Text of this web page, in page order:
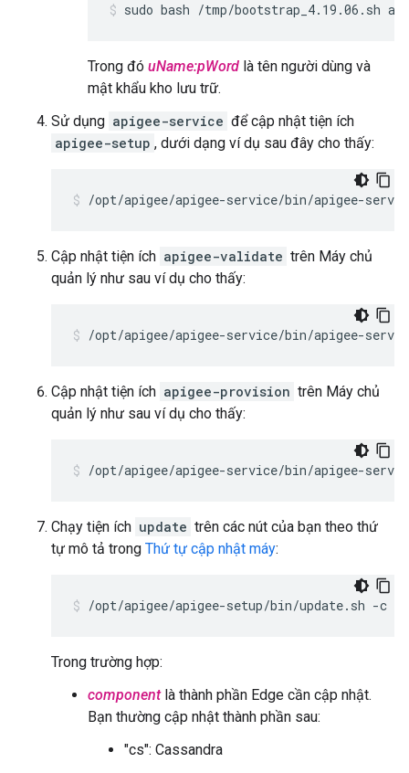
sudo bash /tmp/bootstrap_4.19.06.sh
Trong đó uName:pWord là tên người dùng và
mật khẩu kho lưu trữ.
Sử dụng apigee-service để cập nhật tiện ích
apigee-setup , dưới dạng ví dụ sau đây cho thấy:
/opt/apigee/apigee-service/bin/apigee-
Cập nhật tiện ích apigee-validate trên Máy chủ
quản lý như sau ví dụ cho thấy:
/opt/apigee/apigee-service/bin/apigee-
Cập nhật tiện ích apigee-provision trên Máy chủ
quản lý như sau ví dụ cho thấy:
/opt/apigee/apigee-service/bin/apigee-
Chạy tiện ích update trên các nút của bạn theo thứ
tự mô tả trong Thứ tự cập nhật máy:
/opt/apigee/apigee-setup/bin/update.sh -c
Trong trường hợp:
componentlà thành phần Edge cần cập nhật.
Bạn thường cập nhật thành phần sau:
"cs": Cassandra